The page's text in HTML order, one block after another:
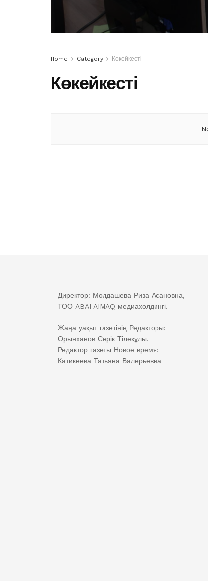
Home Category Көкейкесті
Көкейкесті
Директор: Молдашева Риза Асановна,
ТОО ABAI AIMAQ медиахолдингі.
Жаңа уақыт газетінің Редакторы:
Орынханов Серік Тілекұлы.
Редактор газеты Новое время:
Катикеева Татьяна Валерьевна